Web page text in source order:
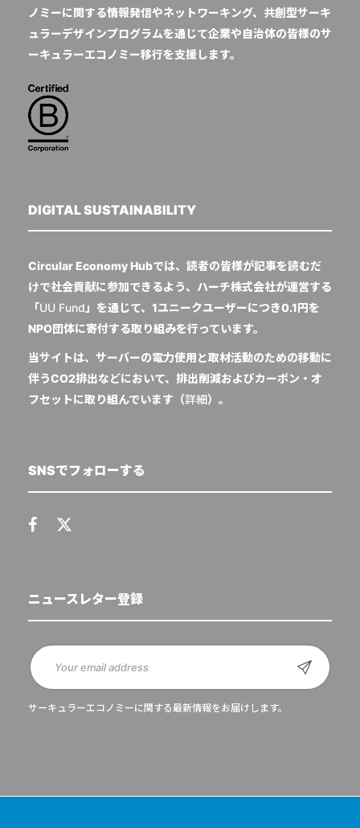
ノミーに関する情報発信やネットワーキング、共創型サーキ
ュラーデザインプログラムを通じて企業や自治体の皆様のサ
ーキュラーエコノミー移行を支援します。
DIGITAL SUSTAINABILITY
Circular Economy Hubでは、読者の皆様が記事を読むだ
けで社会貢献に参加できるよう、ハーチ株式会社が運営する
「UU Fund 」を通じて、1ユニークユーザーにつき0.1円を
NPO団体に寄付する取り組みを行っています。
当サイトは、サーバーの電力使用と取材活動のための移動に
伴うCO2排出などにおいて、排出削減およびカーボン・オ
フセットに取り組んでいます（詳細）。
SNSでフォローする
ニュースレター登録
サーキュラーエコノミーに関する最新情報をお届けします。